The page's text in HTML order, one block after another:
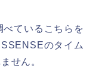
ているこちらを
のタイム
せん。